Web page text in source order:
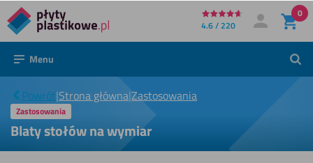
Bezpośrednio
do
treści
4.6 / 220 Moje konto
Zaloguj się
0
Menu
Powrót|Strona główna|Zastosowania
Blaty
stołów
na
wymiar
Zastosowania
Blaty stołów na wymiar